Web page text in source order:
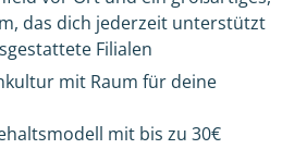
das dich jederzeit unterstützt
Filialen
mit Raum für deine
mit bis zu 30€